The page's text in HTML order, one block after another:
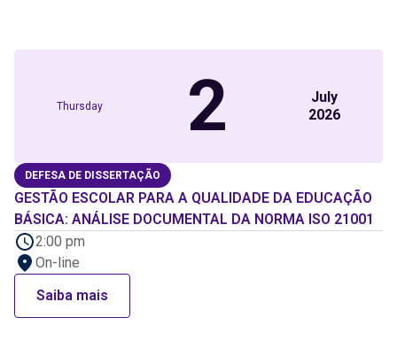
Thursday 2
July
2026
DEFESA DE DISSERTAÇÃO
GESTÃO ESCOLAR PARA A QUALIDADE DA EDUCAÇÃO
BÁSICA: ANÁLISE DOCUMENTAL DA NORMA ISO 21001
2:00 pm
On-line
Saiba mais